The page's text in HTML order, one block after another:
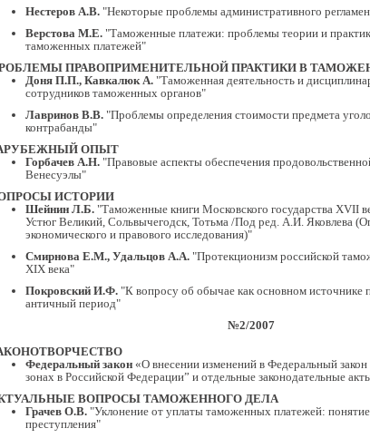
Нестеров А.В. "Некоторые проблемы административного
Верстова М.Е. "Таможенные платежи: проблемы теории и
таможенных платежей"
ПРАВОПРИМЕНИТЕЛЬНОЙ ПРАКТИКИ В
Доня П.П., Кавкалюк А. "Таможенная деятельность и
сотрудников таможенных органов"
Лавринов В.В. "Проблемы определения стоимости предмета
контрабанды"
ОПЫТ
Горбачев А.Н. "Правовые аспекты обеспечения
Венесуэлы"
ИСТОРИИ
Шейнин Л.Б. "Таможенные книги Московского государства XVII
Устюг Великий, Сольвычегодск, Тотьма /Под ред. А.И. Яковлева
экономического и правового исследования)"
Смирнова Е.М., Удальцов А.А. "Протекционизм российской
XIX века"
Покровский И.Ф. "К вопросу об обычае как основном источнике
античный период"
№2/2007
Федеральный закон «О внесении изменений в Федеральный
зонах в Российской Федерации” и отдельные законодательные
ВОПРОСЫ ТАМОЖЕННОГО ДЕЛА
Грачев О.В. "Уклонение от уплаты таможенных платежей:
преступления"